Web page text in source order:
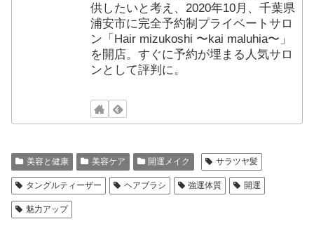
供したいと考え、2020年10月、千葉県
浦安市に完全予約制プライベートサロ
ン「Hair mizukoshi 〜kai maluhia〜」
を開店。すぐに予約が埋まる人気サロ
ンとして評判に。
美容と健康 美容ケア 開運メイク サラツヤ髪
タングルティーザー ヘアブラシ 強運体質 開運
魅力アップ